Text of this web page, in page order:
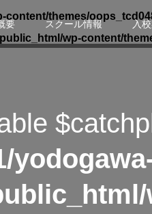
要 スクール情報 入
content/themes/
wp-content/